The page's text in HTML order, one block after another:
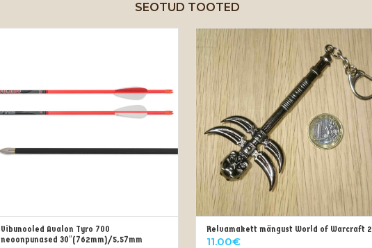
SEOTUD TOOTED
LISA KORVI
Vibunooled Avalon Tyro 700
neoonpunased 30″(762mm)/5,57mm
LISA KORVI
Relvamakett mängust World of Warcraft 2
11.00€